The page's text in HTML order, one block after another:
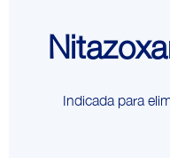
Indicada para